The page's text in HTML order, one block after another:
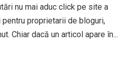
nu mai aduc click pe site a
proprietarii de bloguri,
Chiar dacă un articol apare în...